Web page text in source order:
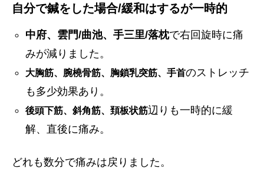
自分で鍼をした場合/緩和はするが一時的
中府、雲門/曲池、手三里/落枕で右回旋時に痛
みが減りました。
大胸筋、腕橈骨筋、胸鎖乳突筋、手首のストレッチ
も多少効果あり。
後頭下筋、斜角筋、頚板状筋辺りも一時的に緩
解、直後に痛み。
どれも数分で痛みは戻りました。